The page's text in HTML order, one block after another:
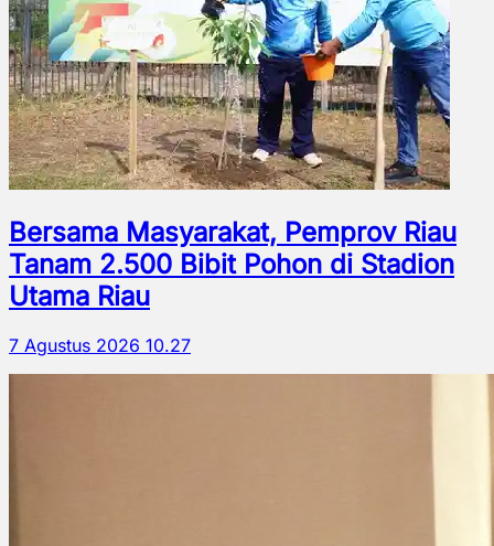
Bersama Masyarakat, Pemprov Riau
Tanam 2.500 Bibit Pohon di Stadion
Utama Riau
7 Agustus 2026 10.27